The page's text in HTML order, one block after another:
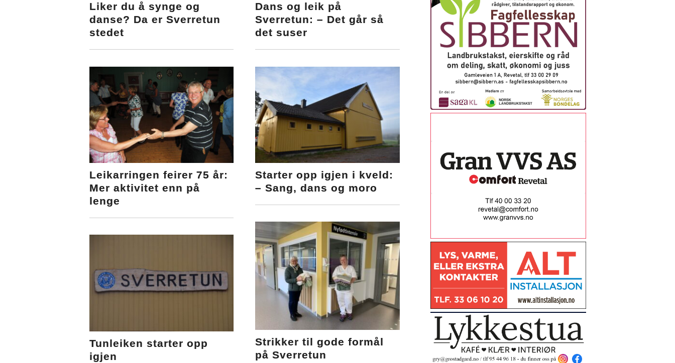
Liker du å synge og
danse? Da er Sverretun
stedet
Dans og leik på
Sverretun: – Det går så
det suser
Leikarringen feirer 75 år:
Mer aktivitet enn på
lenge
Starter opp igjen i kveld:
– Sang, dans og moro
Strikker til gode formål
på Sverretun
Tunleiken starter opp
igjen